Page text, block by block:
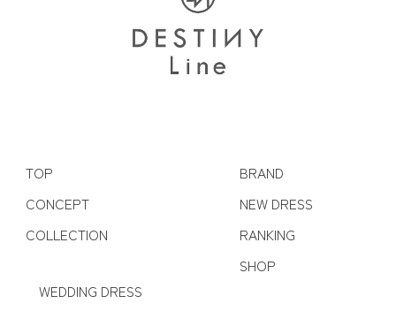
TOP
CONCEPT
COLLECTION
WEDDING DRESS
BRAND
NEW DRESS
RANKING
SHOP